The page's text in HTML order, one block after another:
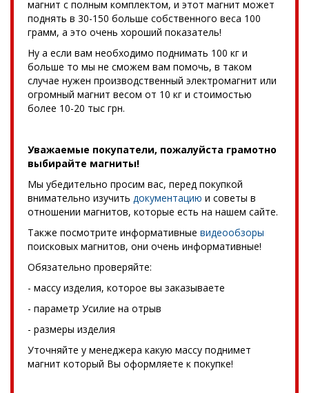
магнит с полным комплектом, и этот магнит может
поднять в 30-150 больше собственного веса 100
грамм, а это очень хороший показатель!
Ну а если вам необходимо поднимать 100 кг и
больше то мы не сможем вам помочь, в таком
случае нужен производственный электромагнит или
огромный магнит весом от 10 кг и стоимостью
более 10-20 тыс грн.
Уважаемые покупатели, пожалуйста грамотно
выбирайте магниты!
Мы убедительно просим вас, перед покупкой
внимательно изучить документацию и советы в
отношении магнитов, которые есть на нашем сайте.
Также посмотрите информативные видеообзоры
поисковых магнитов, они очень информативные!
Обязательно проверяйте:
- массу изделия, которое вы заказываете
- параметр Усилие на отрыв
- размеры изделия
Уточняйте у менеджера какую массу поднимет
магнит который Вы оформляете к покупке!